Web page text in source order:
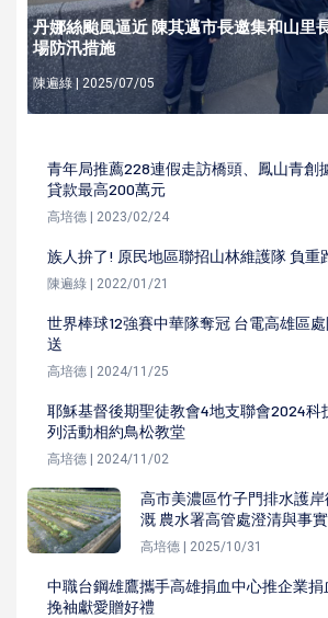
丹娜絲颱風逼近 陳其邁市長邀集和山里
場防汛措施
陳遍綠 | 2025/07/05
青年局推薦228連假走訪橋頭、鳳山青創
貸款最高200萬元
高培德 | 2023/02/24
族人拚了! 原民地區聯招山林維護隊 負重
陳遍綠 | 2022/01/21
世界棒球12強賽中華隊奪冠 台電高雄區
送
高培德 | 2024/11/25
耶穌基督後期聖徒教會4地支聯會2024科
列活動相約鳥松教堂
高培德 | 2024/11/02
高市美濃區竹子門排水護
溉 農水署高管處澄清與事
高培德 | 2025/10/31
中職台鋼雄鷹攜手高雄捐血中心推企業
挽袖獻愛贈好禮